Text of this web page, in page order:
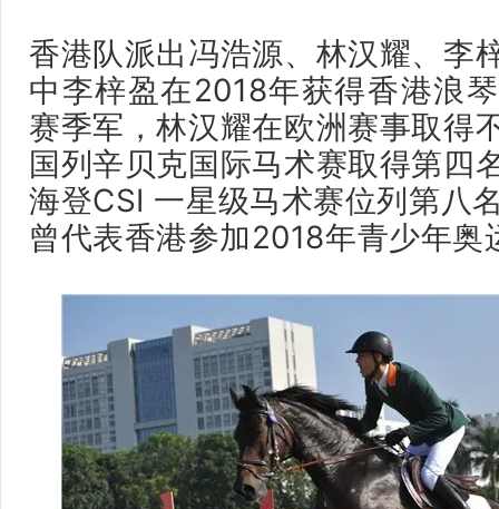
香港队派出冯浩源、林汉耀、李
中李梓盈在2018年获得香港浪
赛季军，林汉耀在欧洲赛事取得
国列辛贝克国际马术赛取得第四
海登CSI 一星级马术赛位列第八
曾代表香港参加2018年青少年奥